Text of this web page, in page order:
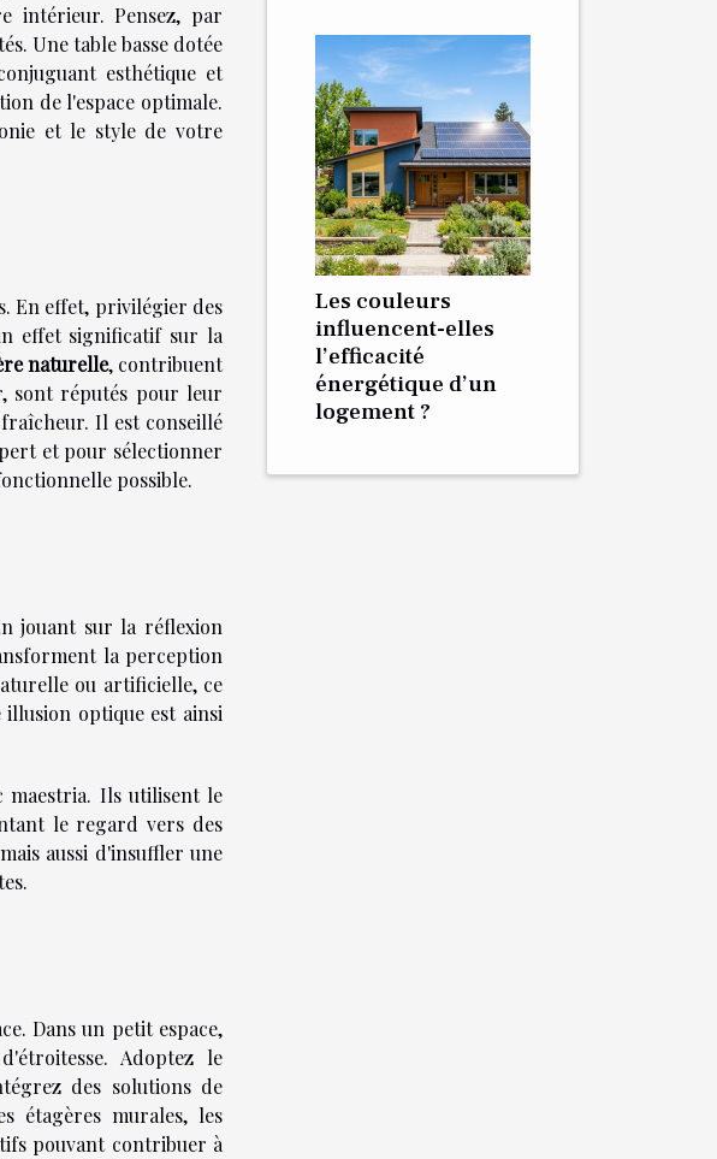
intérieur. Pensez, par
Une table basse dotée
esthétique et
de l'espace optimale.
et le style de votre
En effet, privilégier des
effet significatif sur la
naturelle, contribuent
sont réputés pour leur
Il est conseillé
et pour sélectionner
possible.
jouant sur la réflexion
la perception
ou artificielle, ce
optique est ainsi
maestria. Ils utilisent le
le regard vers des
aussi d'insuffler une
Dans un petit espace,
Adoptez le
des solutions de
étagères murales, les
pouvant contribuer à
Les couleurs
influencent-elles
l’efficacité
énergétique d’un
logement ?